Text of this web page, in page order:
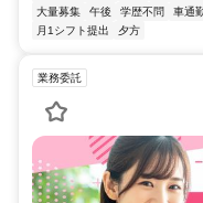
大量募集
午後 学歴不問 車通
月1シフト提出
夕方
業務委託